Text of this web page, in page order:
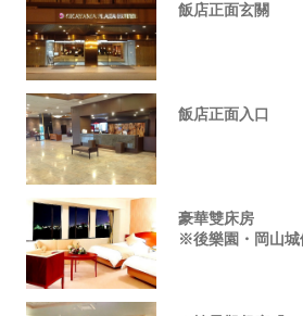
飯店正面玄關
飯店正面入口
豪華雙床房
※後樂園・岡山城